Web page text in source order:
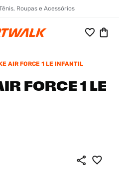
Roupas e Acessórios
AIR FORCE 1 LE INFANTIL
FORCE 1 LE